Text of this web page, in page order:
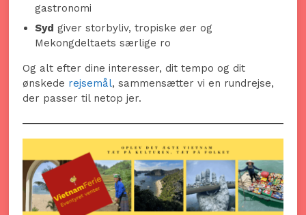
gastronomi
Syd giver storbyliv, tropiske øer og
Mekongdeltaets særlige ro
Og alt efter dine interesser, dit tempo og dit
ønskede rejsemål, sammensætter vi en rundrejse,
der passer til netop jer.